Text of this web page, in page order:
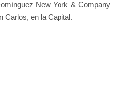
New York & Company
Carlos, en la Capital.